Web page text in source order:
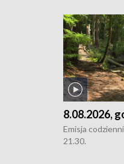
8.08.2026,
Emisja
21.30.